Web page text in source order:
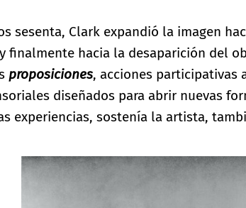
sesenta, Clark expandió la imagen
finalmente hacia la desaparición del
proposiciones, acciones participativas
diseñados para abrir nuevas
experiencias, sostenía la artista,